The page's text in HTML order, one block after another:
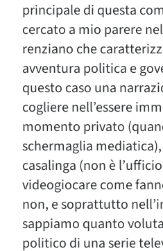
principale di questa
cercato a mio parere
renziano che
avventura politica e
questo caso una
cogliere nell’essere
momento privato
schermaglia
casalinga (non è
videogiocare come
non, e soprattutto
sappiamo quanto
politico di una serie